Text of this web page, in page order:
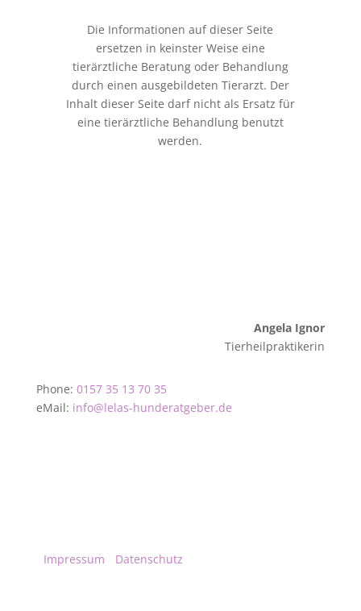
Die Informationen auf dieser Seite
ersetzen in keinster Weise eine
tierärztliche Beratung oder Behandlung
durch einen ausgebildeten Tierarzt. Der
Inhalt dieser Seite darf nicht als Ersatz für
eine tierärztliche Behandlung benutzt
werden.
Angela Ignor
Tierheilpraktikerin
Phone: 0157 35 13 70 35
eMail: info@lelas-hunderatgeber.de
Impressum Datenschutz